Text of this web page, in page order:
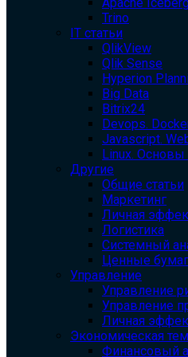
Trino
IT статьи
QlikView
Qlik Sense
Hyperion
Big Data
Bitrix24
Devops.
Javascript.
Linux. Основы
Другие
Общие статьи
Маркетинг
Личная
Логистика
Системный
Ценные
Управление
Управление
Управление
Личная
Экономическая
Финансовый